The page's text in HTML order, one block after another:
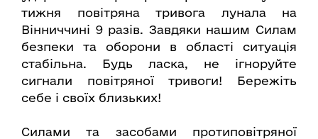
тижня повітряна тривога лунала на
Вінниччині 9 разів. Завдяки нашим Силам
безпеки та оборони в області ситуація
стабільна. Будь ласка, не ігноруйте
сигнали повітряної тривоги! Бережіть
себе і своїх близьких!
Силами та засобами протиповітряної